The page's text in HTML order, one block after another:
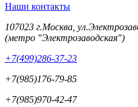
Наши контакты
107023 г.Москва,
(метро "Электрозаводская")
+7(499)286-37-23
+7(985)176-79-85
+7(985)970-42-47